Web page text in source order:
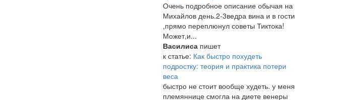
Очень подробное описание обычая на
Михайлов день.2-3ведра вина и в гости
,прямо переплюнул советы Тиктока!
Может,и...
Василисапишет
к статье: Как быстро похудеть
подростку: теория и практика потери
веса
быстро не стоит вообще худеть. у меня
племяннице смогла на диете венеры